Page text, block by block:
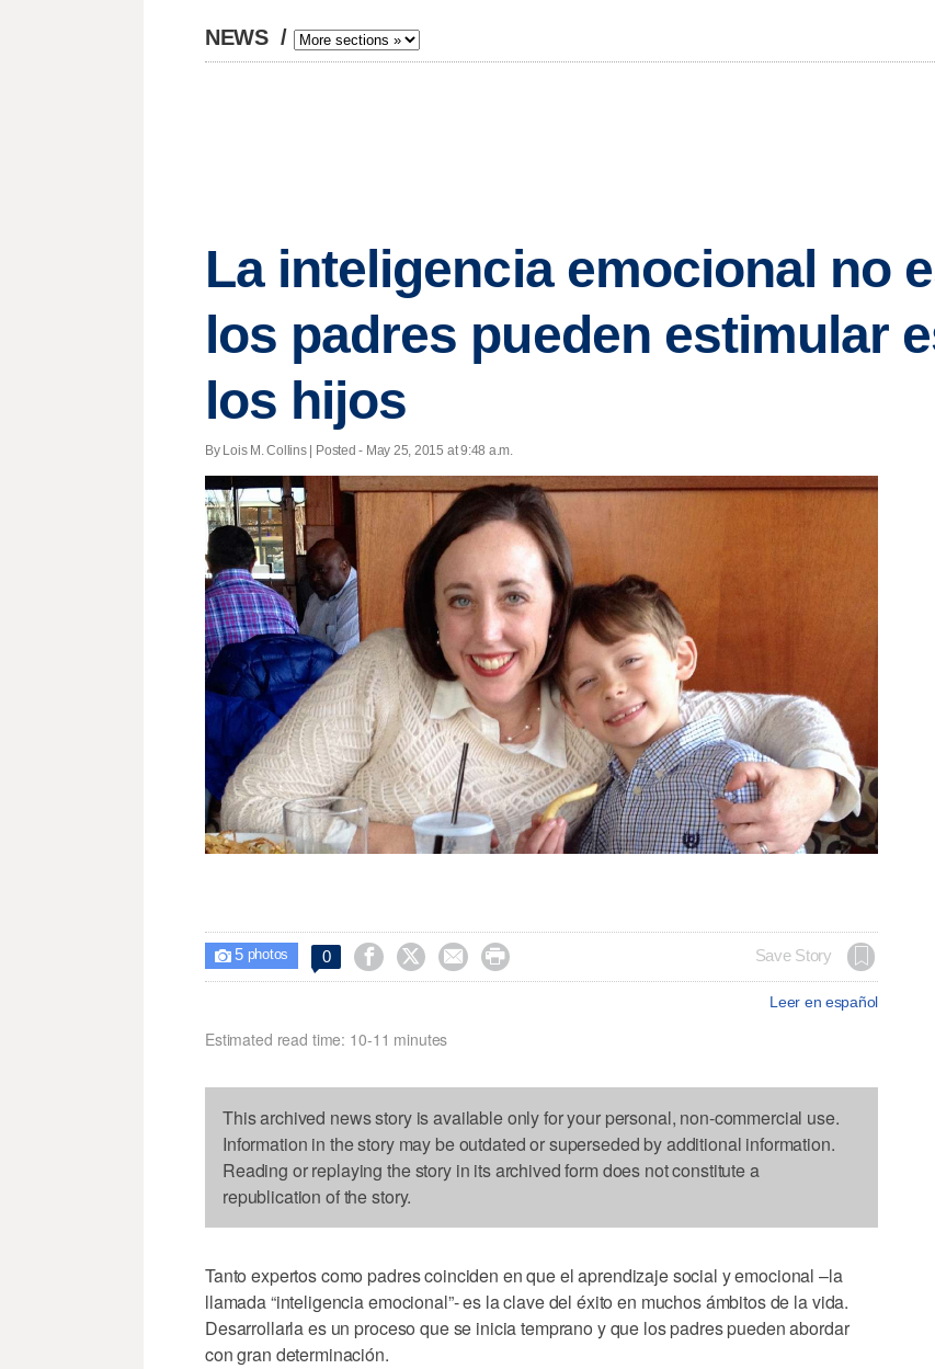
NEWS /
La inteligencia emocional no
los padres pueden estimular
los hijos
By Lois M. Collins | Posted - May 25, 2015 at 9:48 a.m.
 5photos 0     Save Story
Leer en español
Estimated read time: 10-11 minutes
This archived news story is available only for your personal, non-commercial use.
Information in the story may be outdated or superseded by additional information.
Reading or replaying the story in its archived form does not constitute a
republication of the story.
Tanto expertos como padres coinciden en que el aprendizaje social y emocional –la
llamada “inteligencia emocional”- es la clave del éxito en muchos ámbitos de la vida.
Desarrollarla es un proceso que se inicia temprano y que los padres pueden abordar
con gran determinación.